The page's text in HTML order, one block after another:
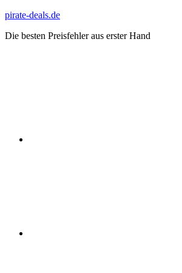
Zum
springen
pirate-deals.de
Die besten Preisfehler aus erster Hand